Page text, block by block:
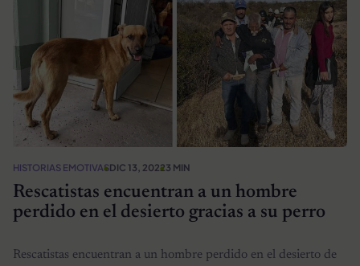
HISTORIAS EMOTIVASDIC 13, 20223 MIN
Rescatistas encuentran a un hombre
perdido en el desierto gracias a su perro
Rescatistas encuentran a un hombre perdido en el desierto de